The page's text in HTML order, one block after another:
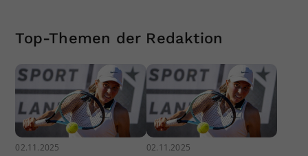
Top-Themen der Redaktion
02.11.2025 02.11.2025